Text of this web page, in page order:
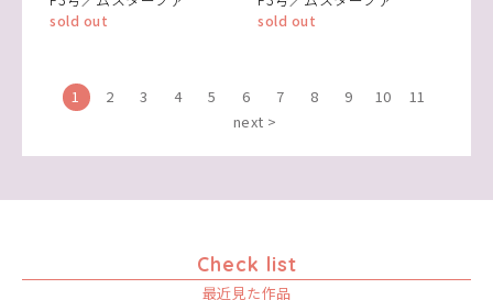
sold out sold out
1 2 3 4 5 6 7 8 9 10
11
next >
Check list
最近見た作品